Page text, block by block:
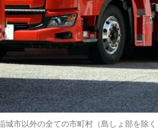
城市以外の全ての市町村（島しょ部を除